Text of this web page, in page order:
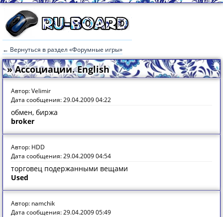
← Вернуться в раздел «Форумные игры»
» Ассоциации. English
Автор: Velimir
Дата сообщения: 29.04.2009 04:22
обмен, биржа
broker
Автор: HDD
Дата сообщения: 29.04.2009 04:54
торговец подержанными вещами
Used
Автор: namchik
Дата сообщения: 29.04.2009 05:49